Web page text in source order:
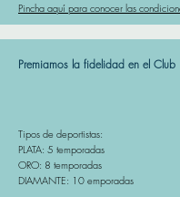
Pincha aquí para conocer las
Premiamos la fidelidad en el Club
Tipos de deportistas:
PLATA: 5 temporadas
ORO: 8 temporadas
DIAMANTE: 10 emporadas